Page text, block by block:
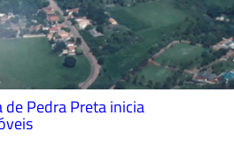
Pedra Preta inicia